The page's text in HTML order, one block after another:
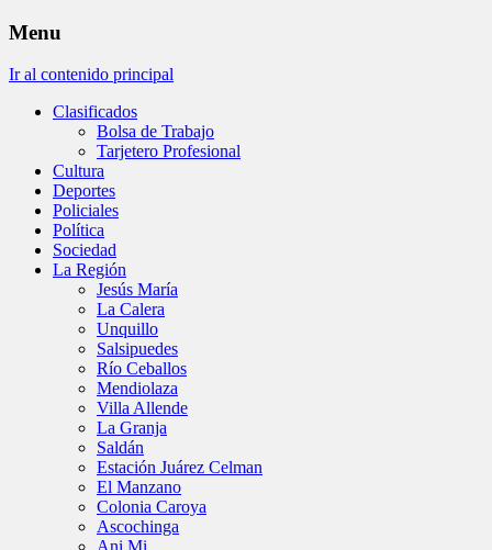
Menu
Ir al contenido principal
Clasificados
Bolsa de Trabajo
Tarjetero Profesional
Cultura
Deportes
Policiales
Política
Sociedad
La Región
Jesús María
La Calera
Unquillo
Salsipuedes
Río Ceballos
Mendiolaza
Villa Allende
La Granja
Saldán
Estación Juárez Celman
El Manzano
Colonia Caroya
Ascochinga